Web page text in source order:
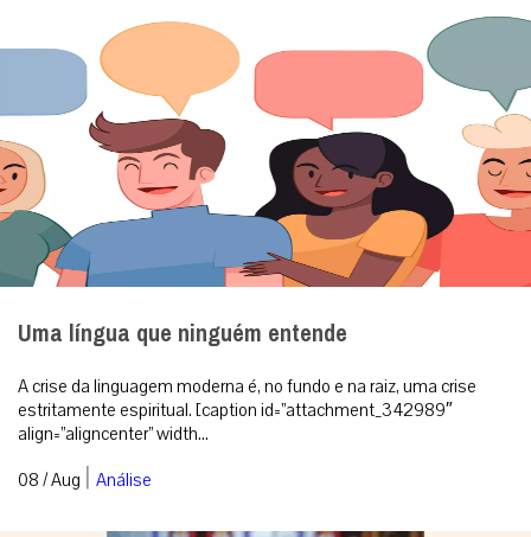
Uma língua que ninguém entende
A crise da linguagem moderna é, no fundo e na raiz, uma crise
estritamente espiritual. [caption id=”attachment_342989″
align=”aligncenter” width...
08 / Aug | Análise